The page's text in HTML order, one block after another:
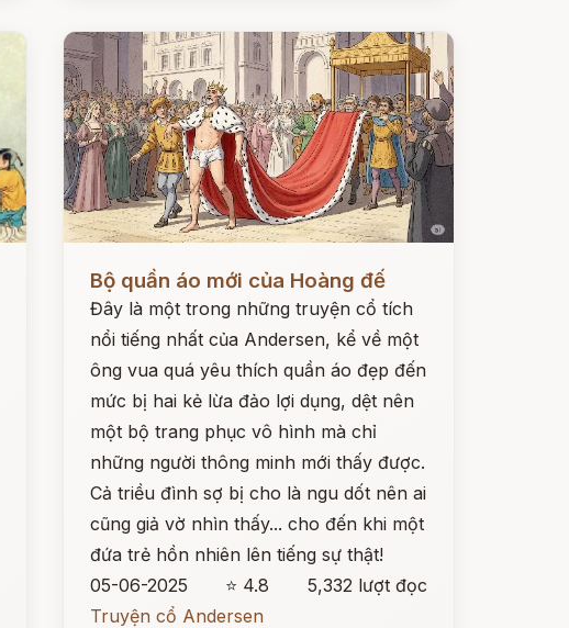
Bộ quần áo mới của Hoàng đế
Đây là một trong những truyện cổ tích
nổi tiếng nhất của Andersen, kể về một
ông vua quá yêu thích quần áo đẹp đến
mức bị hai kẻ lừa đảo lợi dụng, dệt nên
một bộ trang phục vô hình mà chỉ
những người thông minh mới thấy được.
Cả triều đình sợ bị cho là ngu dốt nên ai
cũng giả vờ nhìn thấy... cho đến khi một
đứa trẻ hồn nhiên lên tiếng sự thật!
05-06-2025
⭐ 4.8
5,332 lượt đọc
Truyện cổ Andersen